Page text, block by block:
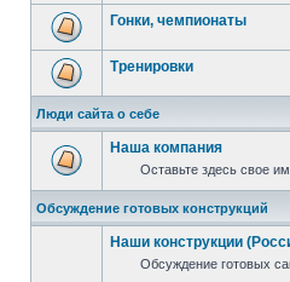
Гонки, чемпионаты
Тренировки
Люди сайта о себе
Наша компания
Оставьте здесь свое
Обсуждение готовых конструкций
Наши конструкции
Обсуждение готовых